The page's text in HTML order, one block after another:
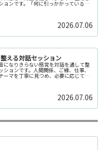
ョンです。「何に引っかかっているの
2026.07.06
える対話セッション
になりきらない感覚を対話を通して整
ションです。人間関係、ご縁、仕事、
ーマを丁寧に見つめ、必要に応じてカ
2026.07.06